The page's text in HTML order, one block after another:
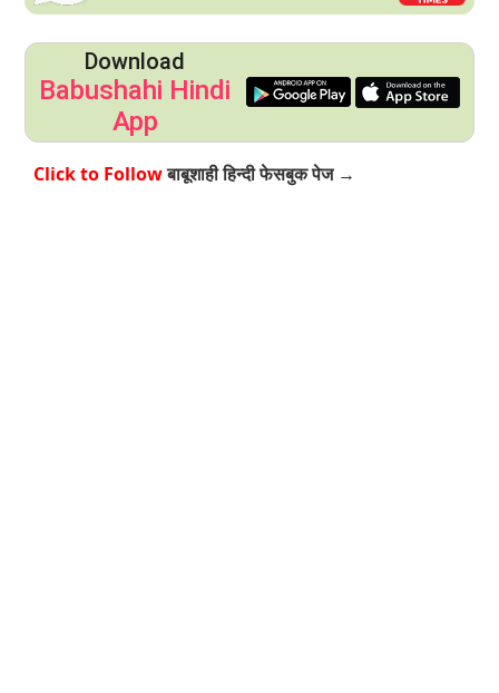
Download
Babushahi Hindi
App
Click to Followबाबूशाही हिन्दी फेसबुक पेज →